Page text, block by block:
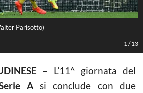
Parisotto)
1 /13
– L’11^ giornata del
Asi conclude con due